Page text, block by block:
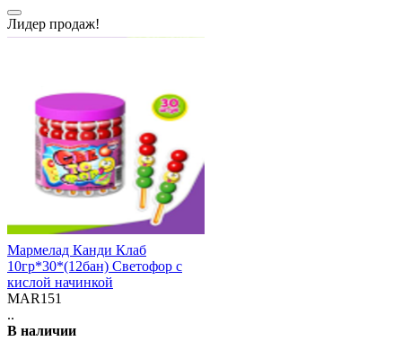
Лидер продаж!
Мармелад Канди Клаб
10гр*30*(12бан) Светофор с
кислой начинкой
MAR151
..
В наличии